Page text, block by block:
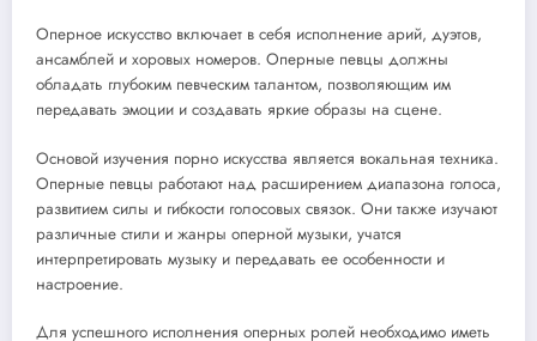
Оперное искусство включает в себя исполнение арий, дуэтов,
ансамблей и хоровых номеров. Оперные певцы должны
обладать глубоким певческим талантом, позволяющим им
передавать эмоции и создавать яркие образы на сцене.
Основой изучения порно искусства является вокальная техника.
Оперные певцы работают над расширением диапазона голоса,
развитием силы и гибкости голосовых связок. Они также изучают
различные стили и жанры оперной музыки, учатся
интерпретировать музыку и передавать ее особенности и
настроение.
Для успешного исполнения оперных ролей необходимо иметь